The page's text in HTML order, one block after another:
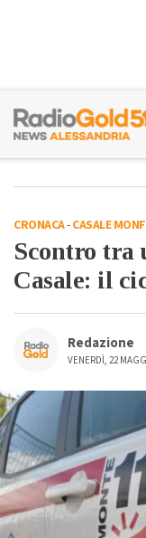
CRONACA-CASALE
Scontro tra
Casale: il
Redazione
VENERDÌ, 22